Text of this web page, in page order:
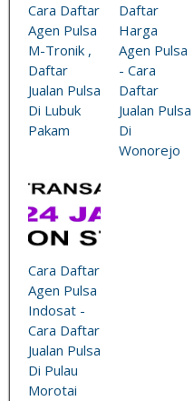
Cara Daftar
Agen Pulsa
M-Tronik ,
Daftar
Jualan Pulsa
Di Lubuk
Pakam
Daftar
Harga
Agen Pulsa
- Cara
Daftar
Jualan Pulsa
Di
Wonorejo
Cara Daftar
Agen Pulsa
Indosat -
Cara Daftar
Jualan Pulsa
Di Pulau
Morotai